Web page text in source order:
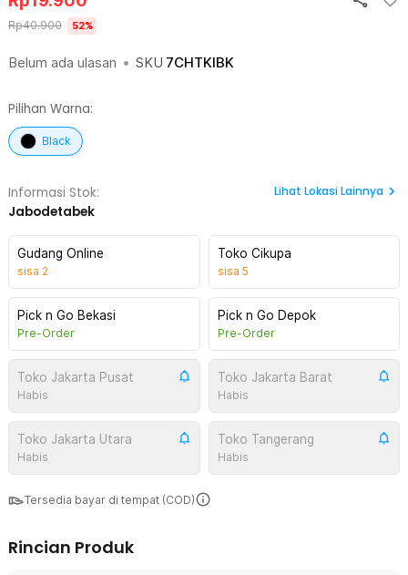
Belum ada ulasan • SKU 7CHTKIBK
Rp40.900 52%
Pilihan Warna:
Black
Informasi Stok:
Jabodetabek
Lihat Lokasi Lainnya
Gudang Online
sisa 2
Toko Cikupa
sisa 5
Pick n Go Bekasi
Pre-Order
Pick n Go Depok
Pre-Order
Toko Jakarta Pusat
Habis
Toko Jakarta Barat
Habis
Toko Jakarta Utara
Habis
Toko Tangerang
Habis
Tersedia bayar di tempat (COD)
Rincian Produk